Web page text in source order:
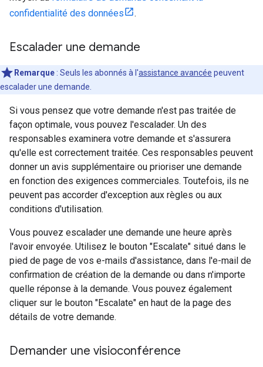
confidentialité des données
.
Escalader une demande
Remarque : Seuls les abonnés à l'assistance avancée peuvent
escalader une demande.
Si vous pensez que votre demande n'est pas traitée de
façon optimale, vous pouvez l'escalader. Un des
responsables examinera votre demande et s'assurera
qu'elle est correctement traitée. Ces responsables peuvent
donner un avis supplémentaire ou prioriser une demande
en fonction des exigences commerciales. Toutefois, ils ne
peuvent pas accorder d'exception aux règles ou aux
conditions d'utilisation.
Vous pouvez escalader une demande une heure après
l'avoir envoyée. Utilisez le bouton "Escalate" situé dans le
pied de page de vos e-mails d'assistance, dans l'e-mail de
confirmation de création de la demande ou dans n'importe
quelle réponse à la demande. Vous pouvez également
cliquer sur le bouton "Escalate" en haut de la page des
détails de votre demande.
Demander une visioconférence